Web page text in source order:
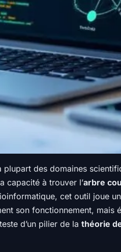
des domaines
capacité à trouver l’arbre
cet outil joue
son fonctionnement, mais
d’un pilier de la théorie